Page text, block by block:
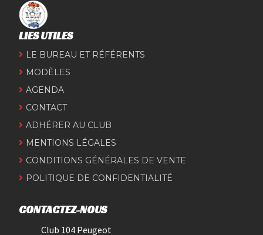
LIES UTILES
LE BUREAU ET RÉFÉRENTS
MODÈLES
AGENDA
CONTACT
ADHÉRER AU CLUB
MENTIONS LÉGALES
CONDITIONS GÉNÉRALES DE VENTE
POLITIQUE DE CONFIDENTIALITÉ
CONTACTEZ-NOUS
Club 104 Peugeot